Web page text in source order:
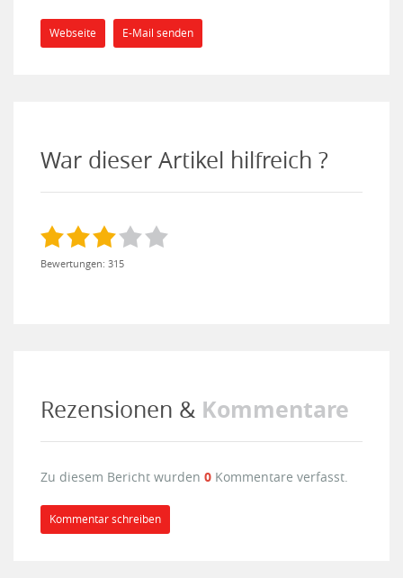
Webseite E-Mail senden
War dieser Artikel hilfreich ?
Bewertungen: 315
Rezensionen & Kommentare
Zu diesem Bericht wurden 0 Kommentare verfasst.
Kommentar schreiben